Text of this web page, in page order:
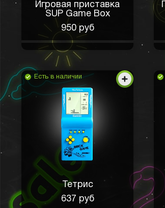
Игровая приставка
SUP Game Box
950 руб
Есть в наличии
Тетрис
637 руб